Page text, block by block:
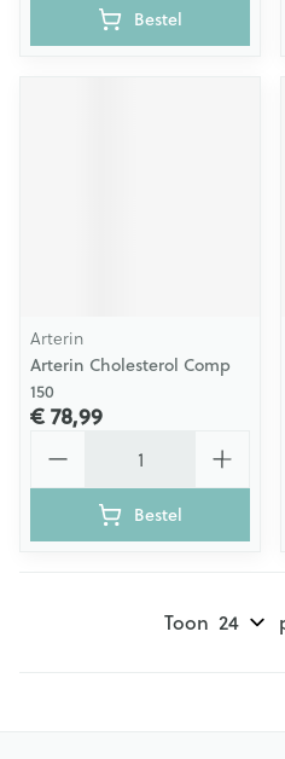
Bestel
Arterin
Arterin Cholesterol Comp
150
€ 78,99
Bestel
Toon